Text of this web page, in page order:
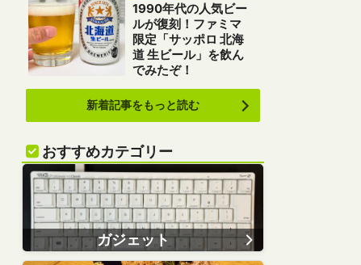
1990年代の人気ビー
ルが復刻！ファミマ
限定「サッポロ 北海
道 生ビール」を飲ん
でみたぞ！
新着記事をもっと読む
おすすめカテゴリー
ガジェット